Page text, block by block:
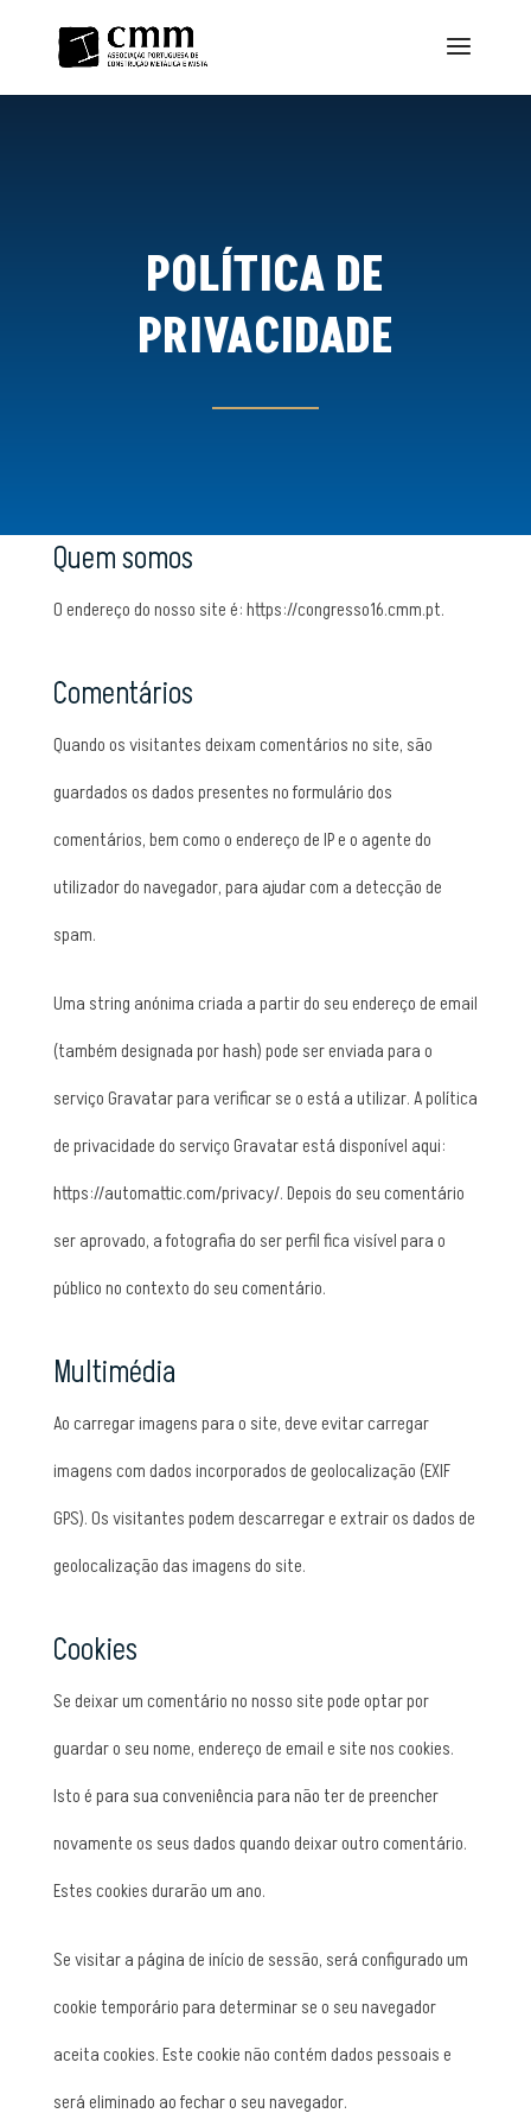
POLÍTICA DE
PRIVACIDADE
Quem somos
O endereço do nosso site é: https://congresso16.cmm.pt.
Comentários
Quando os visitantes deixam comentários no site, são
guardados os dados presentes no formulário dos
comentários, bem como o endereço de IP e o agente do
utilizador do navegador, para ajudar com a detecção de
spam.
Uma string anónima criada a partir do seu endereço de email
(também designada por hash) pode ser enviada para o
serviço Gravatar para verificar se o está a utilizar. A política
de privacidade do serviço Gravatar está disponível aqui:
https://automattic.com/privacy/. Depois do seu comentário
ser aprovado, a fotografia do ser perfil fica visível para o
público no contexto do seu comentário.
Multimédia
Ao carregar imagens para o site, deve evitar carregar
imagens com dados incorporados de geolocalização (EXIF
GPS). Os visitantes podem descarregar e extrair os dados de
geolocalização das imagens do site.
Cookies
Se deixar um comentário no nosso site pode optar por
guardar o seu nome, endereço de email e site nos cookies.
Isto é para sua conveniência para não ter de preencher
novamente os seus dados quando deixar outro comentário.
Estes cookies durarão um ano.
Se visitar a página de início de sessão, será configurado um
cookie temporário para determinar se o seu navegador
aceita cookies. Este cookie não contém dados pessoais e
será eliminado ao fechar o seu navegador.